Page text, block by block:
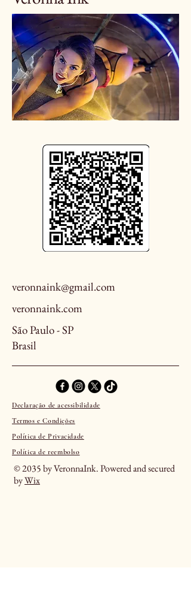
veronnaink@gmail.com
veronnaink.com
São Paulo - SP
Brasil
Declaração de acessibilidade
Termos e Condições
Política de Privacidade
Política de reembolso
© 2035 by VeronnaInk. Powered and secured
byWix